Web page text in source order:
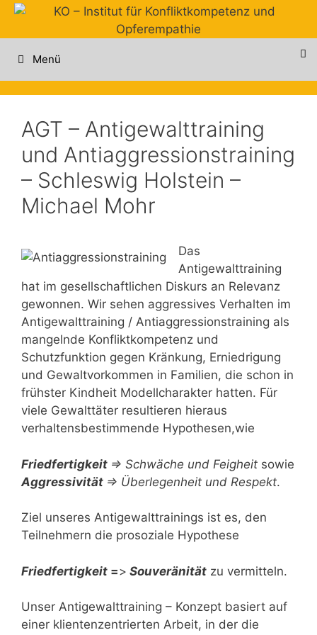
Zum
Menü
AGT – Antigewalttraining
und Antiaggressionstraining
– Schleswig Holstein –
Michael Mohr
Das
Antigewalttraining
hat im gesellschaftlichen Diskurs an Relevanz
gewonnen. Wir sehen aggressives Verhalten im
Antigewalttraining / Antiaggressionstraining als
mangelnde Konfliktkompetenz und
Schutzfunktion gegen Kränkung, Erniedrigung
und Gewaltvorkommen in Familien, die schon in
frühster Kindheit Modellcharakter hatten. Für
viele Gewalttäter resultieren hieraus
verhaltensbestimmende Hypothesen,wie
Friedfertigkeit => Schwäche und Feigheit sowie
Aggressivität => Überlegenheit und Respekt.
Ziel unseres Antigewalttrainings ist es, den
Teilnehmern die prosoziale Hypothese
Friedfertigkeit => Souveränität zu vermitteln.
Unser Antigewalttraining – Konzept basiert auf
einer klientenzentrierten Arbeit, in der die